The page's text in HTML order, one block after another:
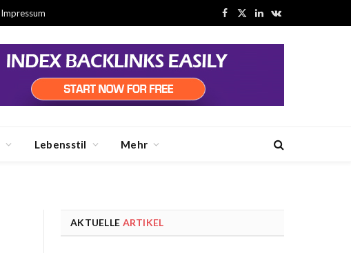
Impressum
Facebook
X
LinkedInVKontakte
Lebensstil Mehr
AKTUELLE ARTIKEL